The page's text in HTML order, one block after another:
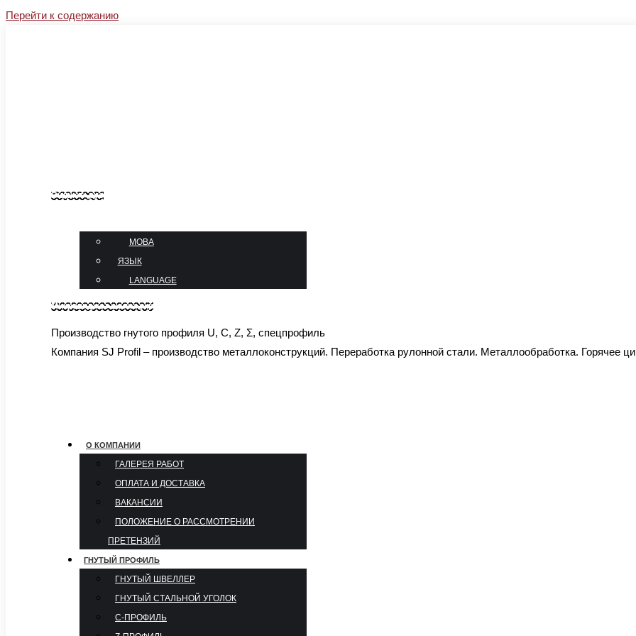
Перейти к содержанию
Виджет_рус
МОВА
ЯЗЫК
LANGUAGE
Микровиджет шапка укр
Производство гнутого профиля U, C, Z, Σ, спецпрофиль
Компания SJ Profil – производство металлоконструкций. Переработка рулонной стали. Металлообработка. Горячее
О КОМПАНИИ
ГАЛЕРЕЯ РАБОТ
ОПЛАТА И ДОСТАВКА
ВАКАНСИИ
ПОЛОЖЕНИЕ О РАССМОТРЕНИИ
ПРЕТЕНЗИЙ
ГНУТЫЙ ПРОФИЛЬ
ГНУТЫЙ ШВЕЛЛЕР
ГНУТЫЙ СТАЛЬНОЙ УГОЛОК
С-ПРОФИЛЬ